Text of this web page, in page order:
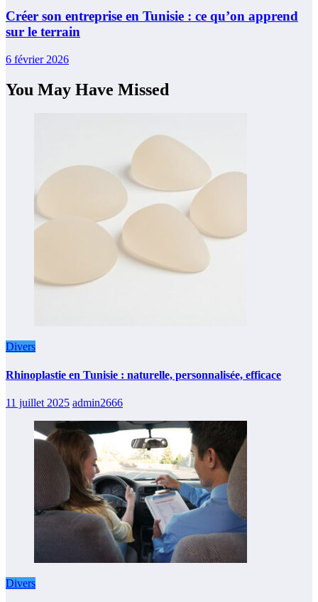
Créer son entreprise en Tunisie : ce qu’on apprend
sur le terrain
6 février 2026
You May Have Missed
Divers
Rhinoplastie en Tunisie : naturelle, personnalisée, efficace
11 juillet 2025 admin2666
Divers